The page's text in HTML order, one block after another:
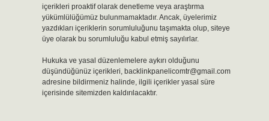
içerikleri proaktif olarak denetleme veya araştırma
yükümlülüğümüz bulunmamaktadır. Ancak, üyelerimiz
yazdıkları içeriklerin sorumluluğunu taşımakta olup, siteye
üye olarak bu sorumluluğu kabul etmiş sayılırlar.
Hukuka ve yasal düzenlemelere aykırı olduğunu
düşündüğünüz içerikleri, backlinkpanelicomtr@gmail.com
adresine bildirmeniz halinde, ilgili içerikler yasal süre
içerisinde sitemizden kaldırılacaktır.